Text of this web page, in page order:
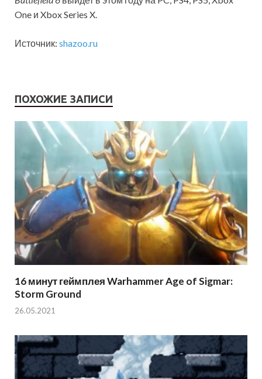
One и Xbox Series X.
Источник: shazoo.ru
ПОХОЖИЕ ЗАПИСИ
16 минут геймплея Warhammer Age of Sigmar:
Storm Ground
26.05.2021